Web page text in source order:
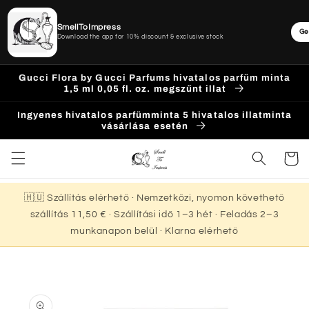
Ugrás a
tartalomhoz
Gucci Flora by Gucci Parfums hivatalos parfüm minta
1,5 ml 0,05 fl. oz. megszűnt illat
Ingyenes hivatalos parfümminta 5 hivatalos illatminta
vásárlása esetén
Kosár
🇭🇺 Szállítás elérhető · Nemzetközi, nyomon követhető
szállítás 11,50 € · Szállítási idő 1–3 hét · Feladás 2–3
munkanapon belül · Klarna elérhető
a
SmellToImpress
Download the app for 10% discount & exclusive stock